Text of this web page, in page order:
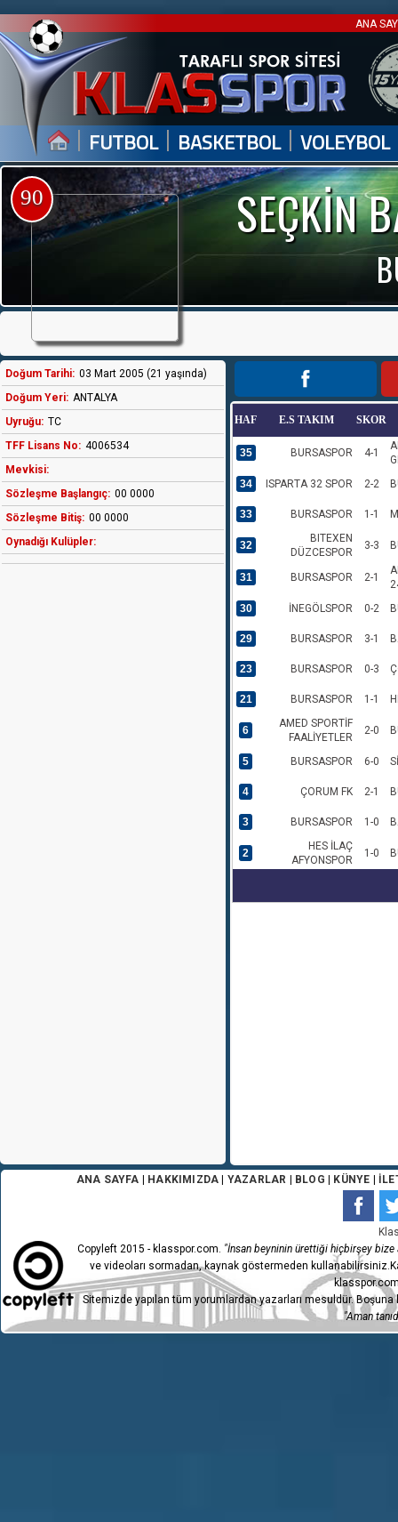
ANA
| FUTBOL | BASKETBOL | VOLEYBOL
SEÇKİN
90
Doğum Tarihi: 03 Mart 2005 (21 yaşında)
Doğum Yeri: ANTALYA
Uyruğu: TC
TFF Lisans No: 4006534
Mevkisi:
Sözleşme Başlangıç: 00 0000
Sözleşme Bitiş: 00 0000
Oynadığı Kulüpler:
HAF E.S TAKIM SKOR
35 BURSASPOR 4-1
34
ISPARTA 32 SPOR 2-2
33 BURSASPOR 1-1
32
BITEXEN
DÜZCESPOR
3-3
31 BURSASPOR 2-1
30
İNEGÖLSPOR 0-2
29 BURSASPOR 3-1
23 BURSASPOR 0-3
21 BURSASPOR 1-1
6
AMED SPORTİF
FAALİYETLER
2-0
5 BURSASPOR 6-0
4 ÇORUM FK 2-1
3 BURSASPOR 1-0
2
HES İLAÇ
AFYONSPOR
1-0
ANA SAYFA HAKKIMIZDA YAZARLAR BLOG KÜNYE
Copyleft 2015 - klasspor.com. "İnsan beyninin ürettiği hiçbirşey bize
ve videoları sormadan, kaynak göstermeden
Sitemizde yapılan tüm yorumlardan yazarları mesuldür.
"Aman